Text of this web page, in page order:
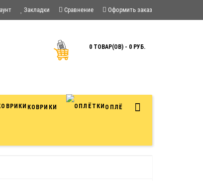
Закладки Сравнение Оформить заказ
0 ТОВАР(ОВ) - 0 РУБ.
КОВРИКИ ОПЛЁТКИ